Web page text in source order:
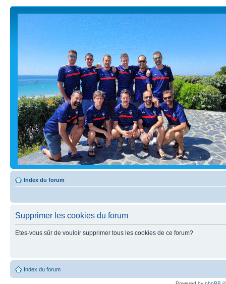
Index du forum
Supprimer les cookies du forum
Etes-vous sûr de vouloir supprimer tous les cookies de ce forum?
Index du forum